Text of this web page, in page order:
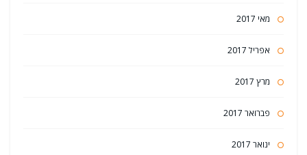
מאי 2017
אפריל 2017
מרץ 2017
פברואר 2017
ינואר 2017